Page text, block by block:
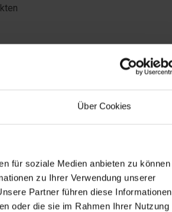
Über Cookies
für soziale Medien anbieten zu können
zu Ihrer Verwendung unserer
Partner führen diese Informationen
oder die sie im Rahmen Ihrer Nutzung